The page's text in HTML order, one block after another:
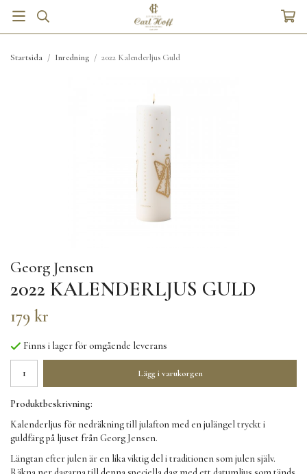
Startsida / Inredning / 2022 Kalenderljus Guld
Georg Jensen
2022 KALENDERLJUS GULD
179 kr
Finns i lager för omgående leverans
Lägg i varukorgen
Produktbeskrivning:
Kalenderljus för nedräkning till julafton med en julängel tryckt i
guldfärg på ljuset från Georg Jensen.
Längtan efter julen är en lika viktig del i traditionen som julen själv.